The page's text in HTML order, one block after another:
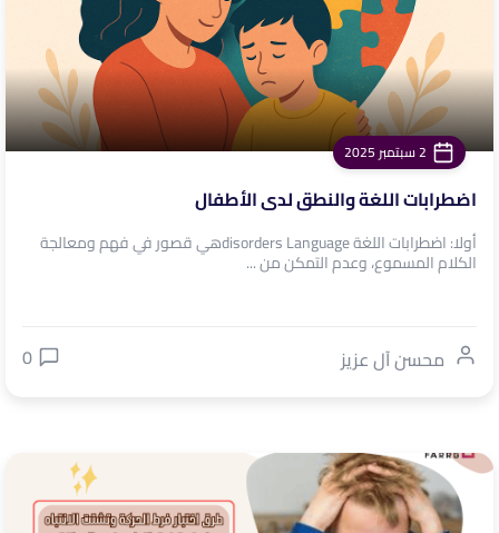
2 سبتمبر 2025
اضطرابات اللغة والنطق لدى الأطفال
أولا: اضطرابات اللغة disorders Languageهي قصور في فهم ومعالجة
الكلام المسموع، وعدم التمكن من ...
محسن آل عزيز 0